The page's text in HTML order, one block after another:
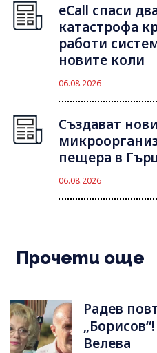
eCall спаси
катастрофа
работи
новите коли
06.08.2026
Създават
пещера в
06.08.2026
Прочети още
Радев
Велева